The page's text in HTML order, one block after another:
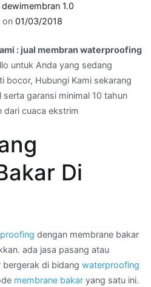
dewimembran 1.0
on 01/03/2018
: jual membran waterproofing
untuk Anda yang sedang
bocor, Hubungi Kami sekarang
garansi minimal 10 tahun
dari cuaca ekstrim
Di
dengan membrane bakar
ada jasa pasang atau
di bidang waterproofing
membrane bakar yang satu ini.